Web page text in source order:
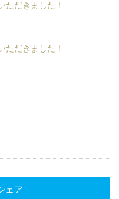
ただきました！
ただきました！
ェア